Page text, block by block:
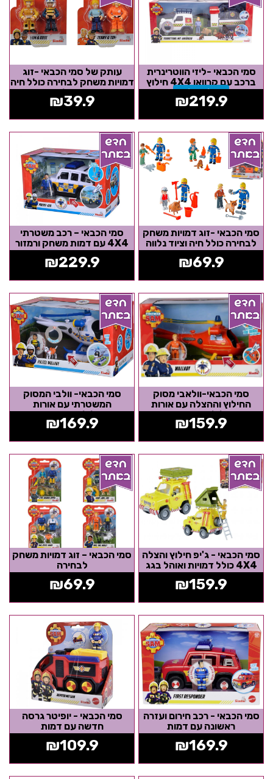
סמי הכבאי -ליזי הווטרינרית
ברכב עם קרוואן 4X4 חילוץ
אזל המלאי
₪219.9
עותק של סמי הכבאי -זוג
דמויות משחק לבחירה כולל חיה
וציוד נלווה
₪39.9
סמי הכבאי -זוג דמויות משחק
לבחירה כולל חיה וציוד נלווה
₪69.9
סמי הכבאי – רכב משטרתי
4X4 עם דמות משחק ורמזור
₪229.9
סמי הכבאי-וולאבי מסוק
החילוץ וההצלה עם אורות
וצלילים+דמויות
₪159.9
סמי הכבאי- וולבי המסוק
המשטרתי עם אורות
וצלילים+דמויות
₪169.9
סמי הכבאי - ג'יפ חילוץ והצלה
4X4 כולל דמויות ואוהל בגג
₪159.9
סמי הכבאי – זוג דמויות משחק
לבחירה
₪69.9
סמי הכבאי - רכב חירום ועזרה
ראשונה עם דמות
₪169.9
סמי הכבאי - יופיטר גרסה
חדשה עם דמות
₪109.9